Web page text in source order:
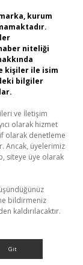
kurum
niteliği
kişiler ile isim
bilgiler
ve İletişim
olarak hizmet
olarak denetleme
Ancak, üyelerimiz
siteye üye olarak
bildirmeniz
kaldırılacaktır.